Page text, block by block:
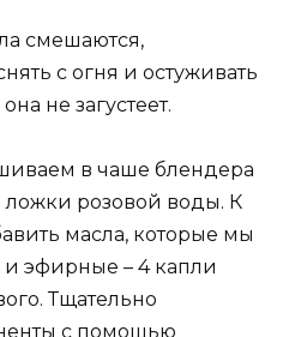
смешаются,
с огня и остуживать
не загустеет.
в чаше блендера
ложки розовой воды. К
масла, которые мы
и эфирные – 4 капли
Тщательно
с помощью